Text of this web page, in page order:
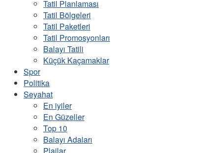
Tatil Planlaması
Tatil Bölgeleri
Tatil Paketleri
Tatil Promosyonları
Balayı Tatili
Küçük Kaçamaklar
Spor
Politika
Seyahat
En iyiler
En Güzeller
Top 10
Balayı Adaları